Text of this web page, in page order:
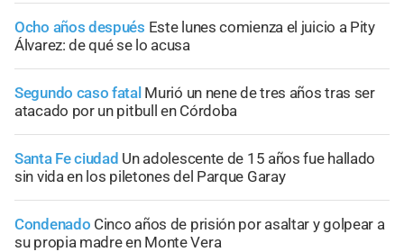
Ocho años después Este lunes comienza el juicio a Pity
Álvarez: de qué se lo acusa
Segundo caso fatal Murió un nene de tres años tras ser
atacado por un pitbull en Córdoba
Santa Fe ciudad Un adolescente de 15 años fue hallado
sin vida en los piletones del Parque Garay
Condenado Cinco años de prisión por asaltar y golpear a
su propia madre en Monte Vera